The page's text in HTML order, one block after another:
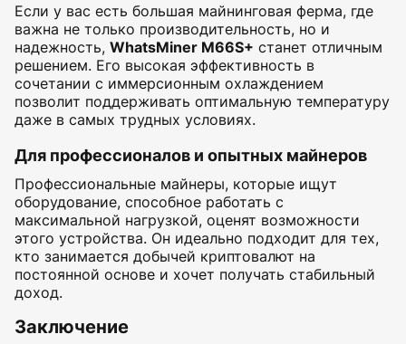
Если у вас есть большая майнинговая ферма, где
важна не только производительность, но и
надежность, WhatsMiner M66S+ станет отличным
решением. Его высокая эффективность в
сочетании с иммерсионным охлаждением
позволит поддерживать оптимальную температуру
даже в самых трудных условиях.
Для профессионалов и опытных майнеров
Профессиональные майнеры, которые ищут
оборудование, способное работать с
максимальной нагрузкой, оценят возможности
этого устройства. Он идеально подходит для тех,
кто занимается добычей криптовалют на
постоянной основе и хочет получать стабильный
доход.
Заключение